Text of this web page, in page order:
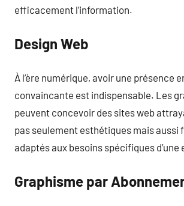
efficacement l’information.
Design Web
À l’ère numérique, avoir une présence
convaincante est indispensable. Les
peuvent concevoir des sites web
pas seulement esthétiques mais aussi
adaptés aux besoins spécifiques d’une
Graphisme par